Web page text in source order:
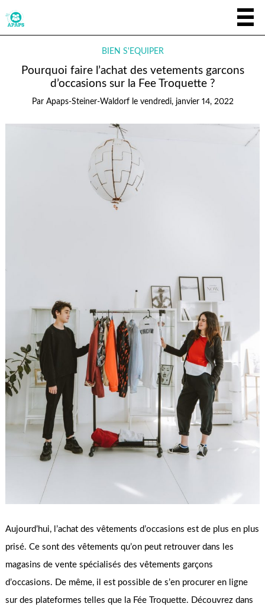
BIEN S'ÉQUIPER
Pourquoi faire l’achat des vetements garcons
d’occasions sur la Fee Troquette ?
Par Apaps-Steiner-Waldorf le vendredi, janvier 14, 2022
Aujourd’hui, l’achat des vêtements d’occasions est de plus en plus
prisé. Ce sont des vêtements qu’on peut retrouver dans les
magasins de vente spécialisés des vêtements garçons
d’occasions. De même, il est possible de s’en procurer en ligne
sur des plateformes telles que la Fée Troquette. Découvrez dans